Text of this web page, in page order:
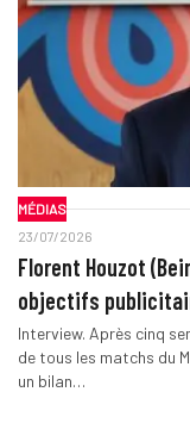
MÉDIAS
23/07/2026
Florent Houzot
objectifs
Interview. Après cinq
de tous les matchs du
un bilan…